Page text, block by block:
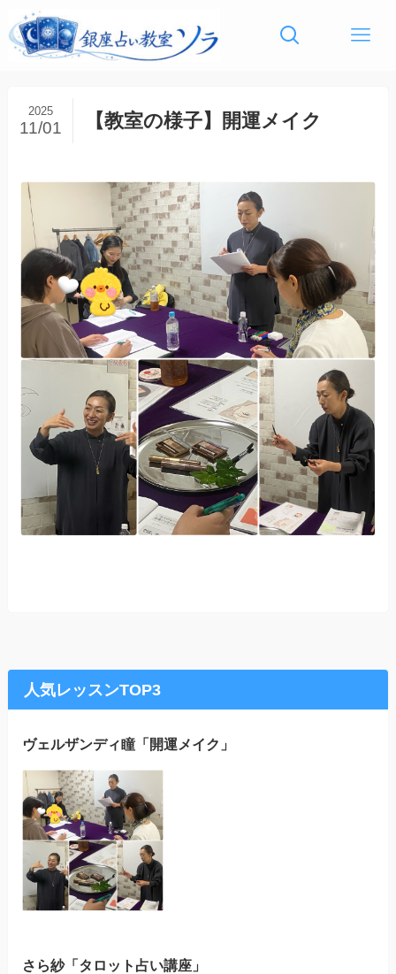
【教室の様子】開運メイク
2025
11/01
人気レッスンTOP3
ヴェルザンディ瞳「開運メイク」
さら紗「タロット占い講座」